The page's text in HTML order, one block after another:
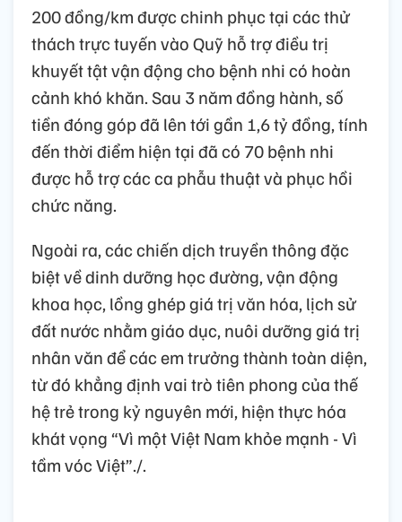
200 đồng/km được chinh phục tại các thử
thách trực tuyến vào Quỹ hỗ trợ điều trị
khuyết tật vận động cho bệnh nhi có hoàn
cảnh khó khăn. Sau 3 năm đồng hành, số
tiền đóng góp đã lên tới gần 1,6 tỷ đồng, tính
đến thời điểm hiện tại đã có 70 bệnh nhi
được hỗ trợ các ca phẫu thuật và phục hồi
chức năng.
Ngoài ra, các chiến dịch truyền thông đặc
biệt về dinh dưỡng học đường, vận động
khoa học, lồng ghép giá trị văn hóa, lịch sử
đất nước nhằm giáo dục, nuôi dưỡng giá trị
nhân văn để các em trưởng thành toàn diện,
từ đó khẳng định vai trò tiên phong của thế
hệ trẻ trong kỷ nguyên mới, hiện thực hóa
khát vọng “Vì một Việt Nam khỏe mạnh - Vì
tầm vóc Việt”./.